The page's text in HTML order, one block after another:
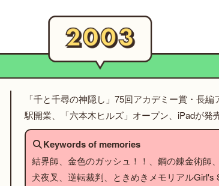
「千と千尋の神隠し」75回アカデミー賞・長
駅開業、「六本木ヒルズ」オープン、iPadが発
Keywords of memories
結界師、金色のガッシュ！！、鋼の錬金術師
犬夜叉、逆転裁判、ときめきメモリアルGirl's